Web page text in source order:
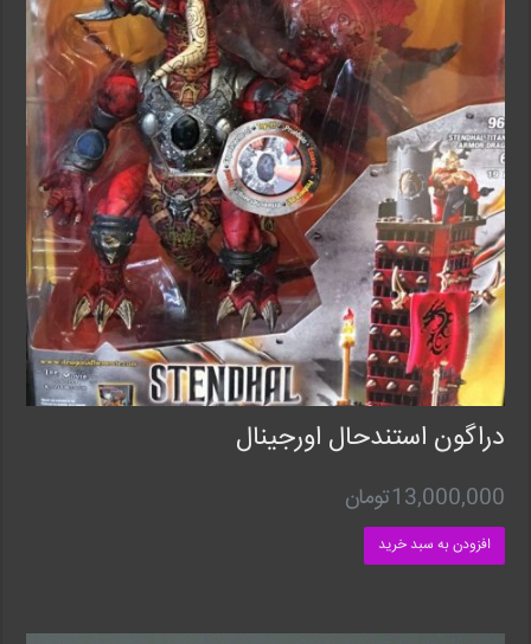
دراگون استندحال اورجینال
13,000,000تومان
افزودن به سبد خرید